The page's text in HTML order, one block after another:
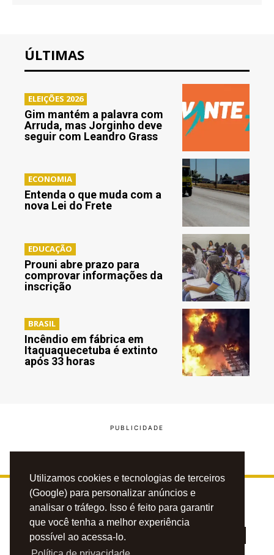
Utilizamos cookies e tecnologias de terceiros
(Google) para personalizar anúncios e
analisar o tráfego. Isso é feito para garantir
que você tenha a melhor experiência
possível ao acessa-lo.
ÚLTIMAS
ELEIÇÕES 2026
Gim mantém a palavra com
Arruda, mas Jorginho deve
seguir com Leandro Grass
ECONOMIA
Entenda o que muda com a
nova Lei do Frete
EDUCAÇÃO
Prouni abre prazo para
comprovar informações da
inscrição
BRASIL
Incêndio em fábrica em
Itaquaquecetuba é extinto
após 33 horas